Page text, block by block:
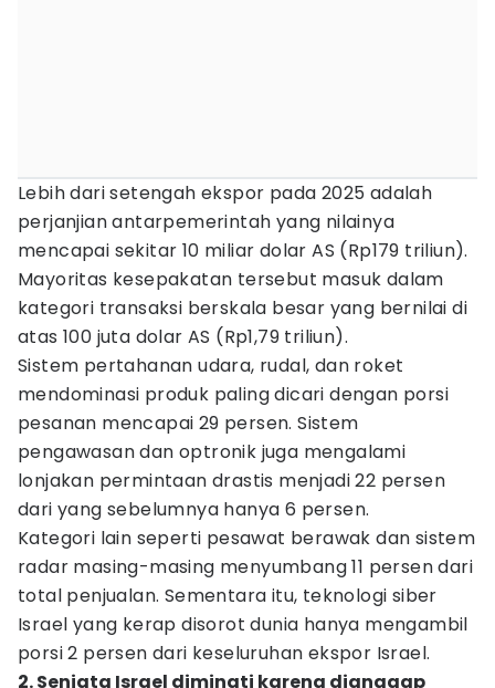
Lebih dari setengah ekspor pada 2025 adalah
perjanjian antarpemerintah yang nilainya
mencapai sekitar 10 miliar dolar AS (Rp179 triliun).
Mayoritas kesepakatan tersebut masuk dalam
kategori transaksi berskala besar yang bernilai di
atas 100 juta dolar AS (Rp1,79 triliun).
Sistem pertahanan udara, rudal, dan roket
mendominasi produk paling dicari dengan porsi
pesanan mencapai 29 persen. Sistem
pengawasan dan optronik juga mengalami
lonjakan permintaan drastis menjadi 22 persen
dari yang sebelumnya hanya 6 persen.
Kategori lain seperti pesawat berawak dan sistem
radar masing-masing menyumbang 11 persen dari
total penjualan. Sementara itu, teknologi siber
Israel yang kerap disorot dunia hanya mengambil
porsi 2 persen dari keseluruhan ekspor Israel.
2. Senjata Israel diminati karena dianggap